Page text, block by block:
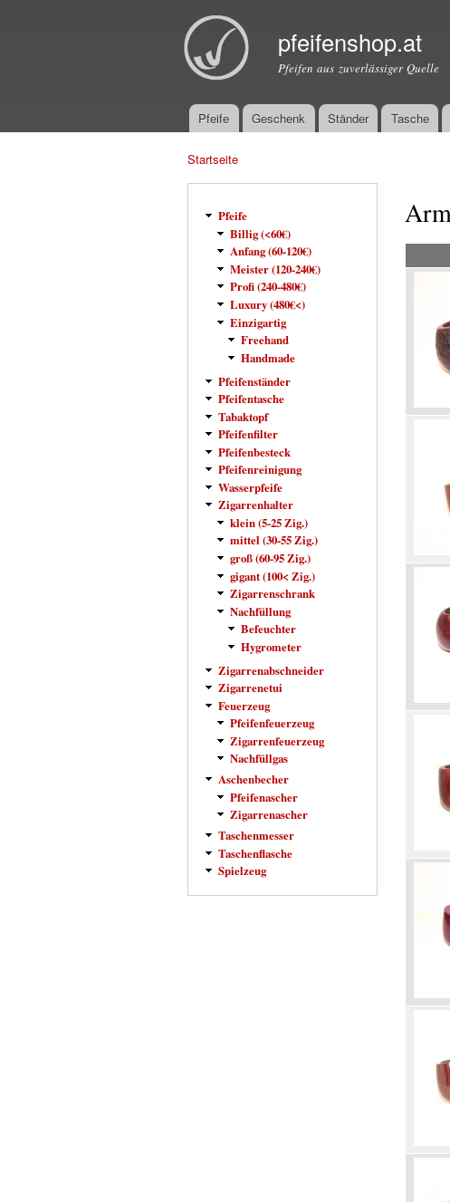
pfeifenshop.at
Pfeifen aus zuverlässiger Quelle
Hauptmenü
Pfeife Geschenk Ständer Tasche
Startseite
Pfeife
Billig (<60€)
Anfang (60-120€)
Meister (120-240€)
Profi (240-480€)
Luxury (480€<)
Einzigartig
Freehand
Handmade
Pfeifenständer
Pfeifentasche
Tabaktopf
Pfeifenfilter
Pfeifenbesteck
Pfeifenreinigung
Wasserpfeife
Zigarrenhalter
klein (5-25 Zig.)
mittel (30-55 Zig.)
groß (60-95 Zig.)
gigant (100< Zig.)
Zigarrenschrank
Nachfüllung
Befeuchter
Hygrometer
Zigarrenabschneider
Zigarrenetui
Feuerzeug
Pfeifenfeuerzeug
Zigarrenfeuerzeug
Nachfüllgas
Aschenbecher
Pfeifenascher
Zigarrenascher
Taschenmesser
Taschenflasche
Spielzeug